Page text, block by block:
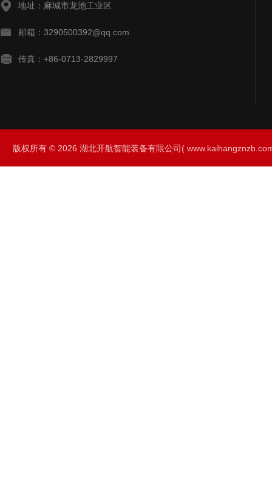
地址：麻城市龙池工业区
邮箱：3290500392@qq.com
传真：+86-0713-2829997
版权所有 © 2026 湖北开航智能装备有限公司(